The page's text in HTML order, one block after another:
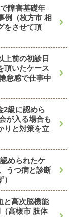
障害基礎年
例（枚方市 相
をさせて頂
上前の初診日
頂いたケース
怠感で仕事中
2級に認めら
が入る場合も
りと対策を立
められたケ
うつ病と診断
と高次脳機能
高槻市 肢体